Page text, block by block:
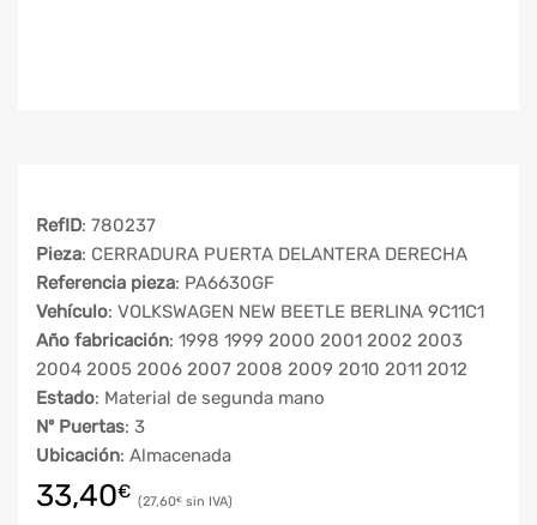
RefID: 780237
Pieza: CERRADURA PUERTA DELANTERA DERECHA
Referencia pieza: PA6630GF
Vehículo: VOLKSWAGEN NEW BEETLE BERLINA 9C11C1
Año fabricación: 1998 1999 2000 2001 2002 2003
2004 2005 2006 2007 2008 2009 2010 2011 2012
Estado: Material de segunda mano
Nº Puertas: 3
Ubicación: Almacenada
33,40€ 27,60€